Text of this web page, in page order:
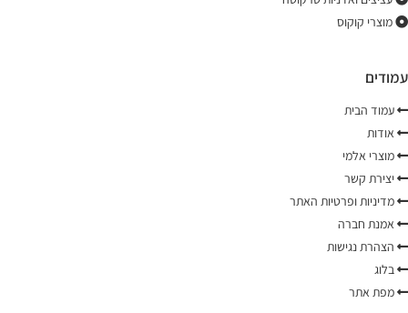
מוצרי קוקוס
עמודים
עמוד הבית
אודות
מוצרי אלמי
יצירת קשר
מדיניות ופרטיות האתר
אמנת חברה
הצהרת נגישות
בלוג
מפת אתר